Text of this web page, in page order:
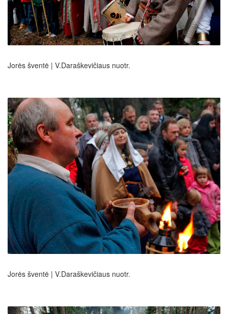
Jorės šventė | V.Daraškevičiaus nuotr.
Jorės šventė | V.Daraškevičiaus nuotr.